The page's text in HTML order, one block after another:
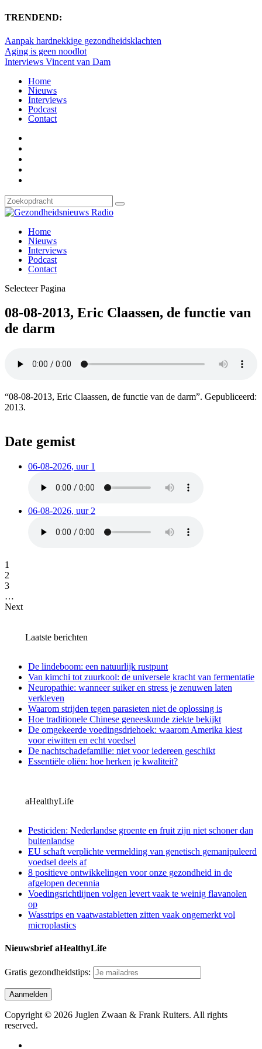
TRENDEND:
Aanpak hardnekkige gezondheidsklachten
Aging is geen noodlot
Interviews Vincent van Dam
Home
Nieuws
Interviews
Podcast
Contact
Home
Nieuws
Interviews
Podcast
Contact
Selecteer Pagina
08-08-2013, Eric Claassen, de functie van
de darm
“08-08-2013, Eric Claassen, de functie van de darm”. Gepubliceerd:
2013.
Date gemist
06-08-2026, uur 1
06-08-2026, uur 2
1
2
3
…
Next
Laatste berichten
De lindeboom: een natuurlijk rustpunt
Van kimchi tot zuurkool: de universele kracht van fermentatie
Neuropathie: wanneer suiker en stress je zenuwen laten
verkleven
Waarom strijden tegen parasieten niet de oplossing is
Hoe traditionele Chinese geneeskunde ziekte bekijkt
De omgekeerde voedingsdriehoek: waarom Amerika kiest
voor eiwitten en echt voedsel
De nachtschadefamilie: niet voor iedereen geschikt
Essentiële oliën: hoe herken je kwaliteit?
aHealthyLife
Pesticiden: Nederlandse groente en fruit zijn niet schoner dan
buitenlandse
EU schaft verplichte vermelding van genetisch gemanipuleerd
voedsel deels af
8 positieve ontwikkelingen voor onze gezondheid in de
afgelopen decennia
Voedingsrichtlijnen volgen levert vaak te weinig flavanolen
op
Wasstrips en vaatwastabletten zitten vaak ongemerkt vol
microplastics
Nieuwsbrief aHealthyLife
Gratis gezondheidstips:
Copyright © 2026 Juglen Zwaan & Frank Ruiters. All rights
reserved.